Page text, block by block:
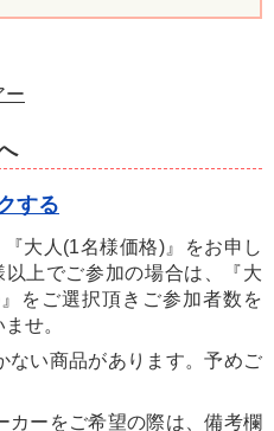
ー
する
大人(1名様価格)』をお申し
上でご参加の場合は、『大
をご選択頂きご参加者数を
せ。
ない商品があります。予めご
カーをご希望の際は、備考欄